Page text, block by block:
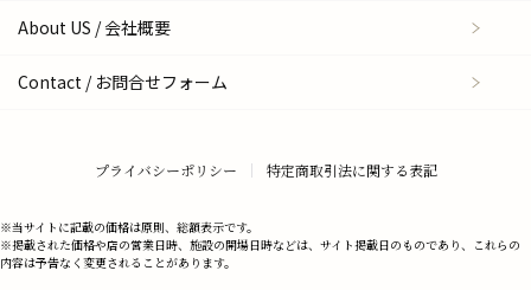
About US / 会社概要
Contact / お問合せフォーム
プライバシーポリシー 特定商取引法に関する表記
※当サイトに記載の価格は原則、総額表示です。
※掲載された価格や店の営業日時、施設の開場日時などは、サイト掲載日のものであり、これらの
内容は予告なく変更されることがあります。